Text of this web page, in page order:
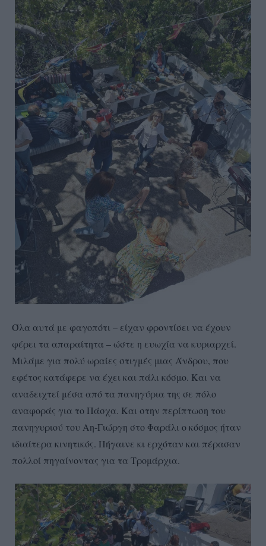
Όλα αυτά με φαγοπότι – είχαν φροντίσει να έχουν
φέρει τα απαραίτητα – ώστε η ευωχία να κυριαρχεί.
Μιλάμε για πολύ ωραίες στιγμές μιας Άνδρου, που
εφέτος κατάφερε να έχει και πάλι κόσμο. Και να
αναδειχτεί μέσα από τα πανηγύρια της σε πόλο
αναφοράς για το Πάσχα. Και στην περίπτωση του
πανηγυριού του Αη-Γιώργη στο Φαράλι ο κόσμος ήταν
ιδιαίτερα κινητικός. Πήγαινε κι ερχόταν και πέρασαν
πολλοί πηγαίνοντας για τα Τρομάρχια.